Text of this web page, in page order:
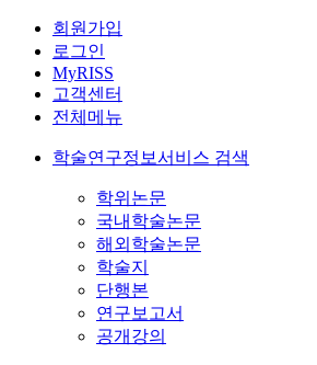
회원가입
로그인
MyRISS
고객센터
전체메뉴
학술연구정보서비스 검색
학위논문
국내학술논문
해외학술논문
학술지
단행본
연구보고서
공개강의